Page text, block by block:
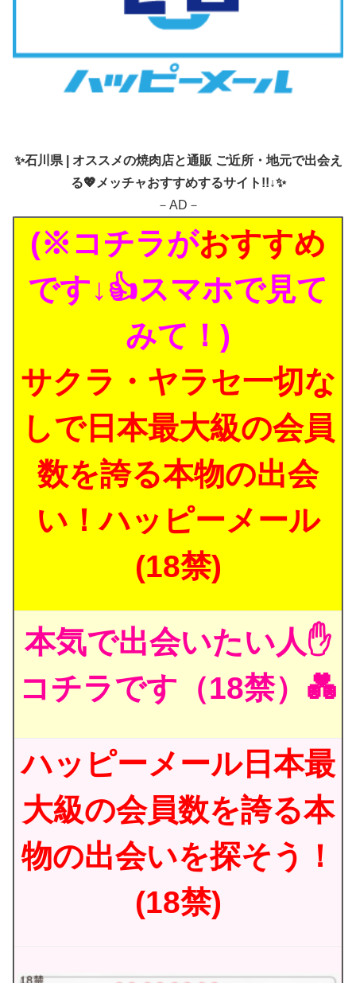
✨石川県 | オススメの焼肉店と通販 ご近所・地元で出会え
る💖メッチャおすすめするサイト!!↓✨
－AD－
(※コチラがおすすめ
です↓👍スマホで見て
みて！)
サクラ・ヤラセ一切な
しで日本最大級の会員
数を誇る本物の出会
い！ハッピーメール
(18禁)
本気で出会いたい人✋
コチラです（18禁）💑
ハッピーメール日本最
大級の会員数を誇る本
物の出会いを探そう！
(18禁)